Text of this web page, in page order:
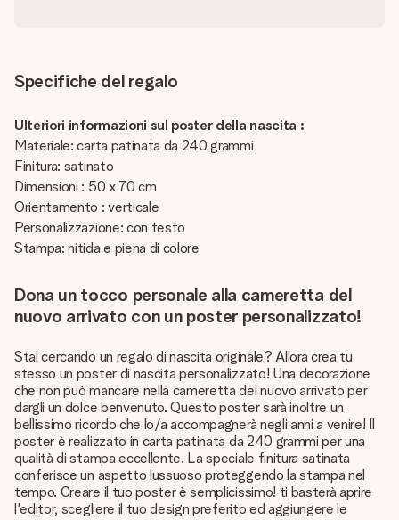
Specifiche del regalo
Ulteriori informazioni sul poster della nascita :
Materiale: carta patinata da 240 grammi
Finitura: satinato
Dimensioni : 50 x 70 cm
Orientamento : verticale
Personalizzazione: con testo
Stampa: nitida e piena di colore
Dona un tocco personale alla cameretta del
nuovo arrivato con un poster personalizzato!
Stai cercando un regalo di nascita originale? Allora crea tu
stesso un poster di nascita personalizzato! Una decorazione
che non può mancare nella cameretta del nuovo arrivato per
dargli un dolce benvenuto. Questo poster sarà inoltre un
bellissimo ricordo che lo/a accompagnerà negli anni a venire! Il
poster è realizzato in carta patinata da 240 grammi per una
qualità di stampa eccellente. La speciale finitura satinata
conferisce un aspetto lussuoso proteggendo la stampa nel
tempo. Creare il tuo poster è semplicissimo! ti basterà aprire
l'editor, scegliere il tuo design preferito ed aggiungere le